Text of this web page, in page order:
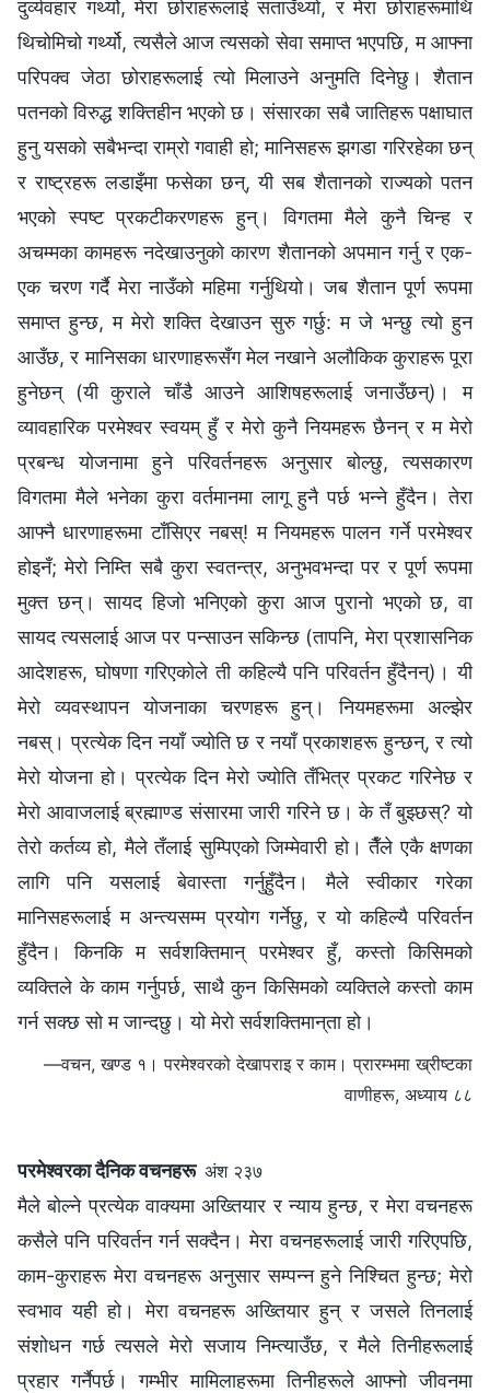
दुर्व्यवहार गर्थ्यो, मेरा छोराहरूलाई सताउँथ्यो, र मेरा छोराहरूमाथि
थिचोमिचो गर्थ्यो, त्यसैले आज त्यसको सेवा समाप्त भएपछि, म आफ्ना
परिपक्व जेठा छोराहरूलाई त्यो मिलाउने अनुमति दिनेछु। शैतान
पतनको विरुद्ध शक्तिहीन भएको छ। संसारका सबै जातिहरू पक्षाघात
हुनु यसको सबैभन्दा राम्रो गवाही हो; मानिसहरू झगडा गरिरहेका छन्
र राष्ट्रहरू लडाइँमा फसेका छन्, यी सब शैतानको राज्यको पतन
भएको स्पष्ट प्रकटीकरणहरू हुन्। विगतमा मैले कुनै चिन्‍ह र
अचम्‍मका कामहरू नदेखाउनुको कारण शैतानको अपमान गर्नु र एक-
एक चरण गर्दै मेरा नाउँको महिमा गर्नुथियो। जब शैतान पूर्ण रूपमा
समाप्त हुन्छ, म मेरो शक्ति देखाउन सुरु गर्छु: म जे भन्छु त्यो हुन
आउँछ, र मानिसका धारणाहरूसँग मेल नखाने अलौकिक कुराहरू पूरा
हुनेछन् (यी कुराले चाँडै आउने आशिषहरूलाई जनाउँछन्)। म
व्यावहारिक परमेश्‍वर स्वयम् हुँ र मेरो कुनै नियमहरू छैनन् र म मेरो
प्रबन्ध योजनामा हुने परिवर्तनहरू अनुसार बोल्छु, त्यसकारण
विगतमा मैले भनेका कुरा वर्तमानमा लागू हुनै पर्छ भन्‍ने हुँदैन। तेरा
आफ्नै धारणाहरूमा टाँसिएर नबस्! म नियमहरू पालन गर्ने परमेश्‍वर
होइनँ; मेरो निम्ति सबै कुरा स्वतन्त्र, अनुभवभन्दा पर र पूर्ण रूपमा
मुक्त छन्। सायद हिजो भनिएको कुरा आज पुरानो भएको छ, वा
सायद त्यसलाई आज पर पन्साउन सकिन्छ (तापनि, मेरा प्रशासनिक
आदेशहरू, घोषणा गरिएकोले ती कहिल्यै पनि परिवर्तन हुँदैनन्)। यी
मेरो व्यवस्थापन योजनाका चरणहरू हुन्। नियमहरूमा अल्झेर
नबस्। प्रत्येक दिन नयाँ ज्योति छ र नयाँ प्रकाशहरू हुन्छन्, र त्यो
मेरो योजना हो। प्रत्येक दिन मेरो ज्योति तँभित्र प्रकट गरिनेछ र
मेरो आवाजलाई ब्रह्माण्ड संसारमा जारी गरिने छ। के तँ बुझ्छस्? यो
तेरो कर्तव्य हो, मैले तँलाई सुम्पिएको जिम्मेवारी हो। तैँले एकै क्षणका
लागि पनि यसलाई बेवास्ता गर्नुहुँदैन। मैले स्वीकार गरेका
मानिसहरूलाई म अन्त्यसम्म प्रयोग गर्नेछु, र यो कहिल्यै परिवर्तन
हुँदैन। किनकि म सर्वशक्तिमान्‌ परमेश्‍वर हुँ, कस्तो किसिमको
व्यक्तिले के काम गर्नुपर्छ, साथै कुन किसिमको व्यक्तिले कस्तो काम
गर्न सक्छ सो म जान्दछु। यो मेरो सर्वशक्तिमान्‌ता हो।
—वचन, खण्ड १। परमेश्‍वरको देखापराइ र काम। प्रारम्‍भमा ख्रीष्‍टका
वाणीहरू, अध्याय ८८
परमेश्‍वरका दैनिक वचनहरू अंश २३७
मैले बोल्‍ने प्रत्येक वाक्यमा अख्तियार र न्याय हुन्छ, र मेरा वचनहरू
कसैले पनि परिवर्तन गर्न सक्दैन। मेरा वचनहरूलाई जारी गरिएपछि,
काम-कुराहरू मेरा वचनहरू अनुसार सम्पन्न हुने निश्चित हुन्छ; मेरो
स्वभाव यही हो। मेरा वचनहरू अख्तियार हुन् र जसले तिनलाई
संशोधन गर्छ त्यसले मेरो सजाय निम्त्याउँछ, र मैले तिनीहरूलाई
प्रहार गर्नैपर्छ। गम्भीर मामिलाहरूमा तिनीहरूले आफ्नो जीवनमा